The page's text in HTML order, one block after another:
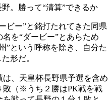
。勝って“清算”できるか
ビー”と銘打たれてきた同県
を“ダービー”とあらため
”という呼称を除き、自分た
形だ。
は、天皇杯長野県予選を含め
敗（※うち２勝はPK戦を戦